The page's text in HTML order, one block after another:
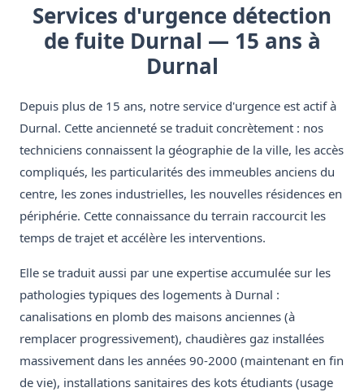
Services d'urgence détection
de fuite Durnal — 15 ans à
Durnal
Depuis plus de 15 ans, notre service d'urgence est actif à
Durnal. Cette ancienneté se traduit concrètement : nos
techniciens connaissent la géographie de la ville, les accès
compliqués, les particularités des immeubles anciens du
centre, les zones industrielles, les nouvelles résidences en
périphérie. Cette connaissance du terrain raccourcit les
temps de trajet et accélère les interventions.
Elle se traduit aussi par une expertise accumulée sur les
pathologies typiques des logements à Durnal :
canalisations en plomb des maisons anciennes (à
remplacer progressivement), chaudières gaz installées
massivement dans les années 90-2000 (maintenant en fin
de vie), installations sanitaires des kots étudiants (usage